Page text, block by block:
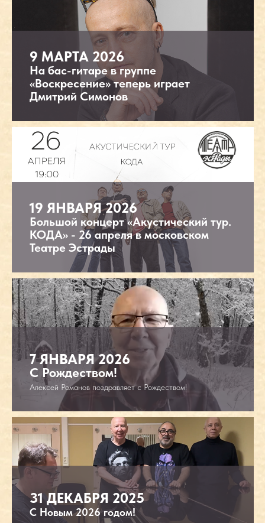
9 МАРТА 2026
На бас-гитаре в группе
«Воскресение» теперь играет
Дмитрий Симонов
19 ЯНВАРЯ 2026
Большой концерт «Акустический тур.
КОДА» - 26 апреля в московском
Театре Эстрады
7 ЯНВАРЯ 2026
С Рождеством!
Алексей Романов поздравляет с Рождеством!
31 ДЕКАБРЯ 2025
С Новым 2026 годом!
ПРИСОЕДИНЯЙТЕСЬ
К VIP-КЛУБУ
если хотите быть первым в курсе событий
группы «‎Воскресение»‎ и иметь постоянную
скидку 20 процентов на VIP места
ПРИСОЕДИНИТЬСЯ
АУДИО И ВИДЕО
слушать альбомы группы
«‎Воскресение»‎